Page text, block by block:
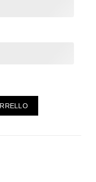
scritta nonni idea regalo -